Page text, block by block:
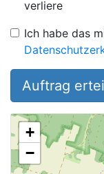
verliere
Ich habe das
Auftrag
+
−